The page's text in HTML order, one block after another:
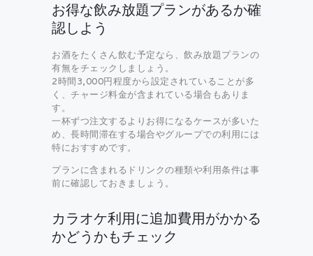
お得な飲み放題プランがあるか確
認しよう
お酒をたくさん飲む予定なら、飲み放題プランの
有無をチェックしましょう。
2時間3,000円程度から設定されていることが多
く、チャージ料金が含まれている場合もありま
す。
一杯ずつ注文するよりお得になるケースが多いた
め、長時間滞在する場合やグループでの利用には
特におすすめです。
プランに含まれるドリンクの種類や利用条件は事
前に確認しておきましょう。
カラオケ利用に追加費用がかかる
かどうかもチェック